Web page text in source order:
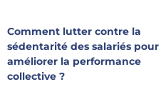
Comment lutter contre la
sédentarité des salariés pour
améliorer la performance
collective ?